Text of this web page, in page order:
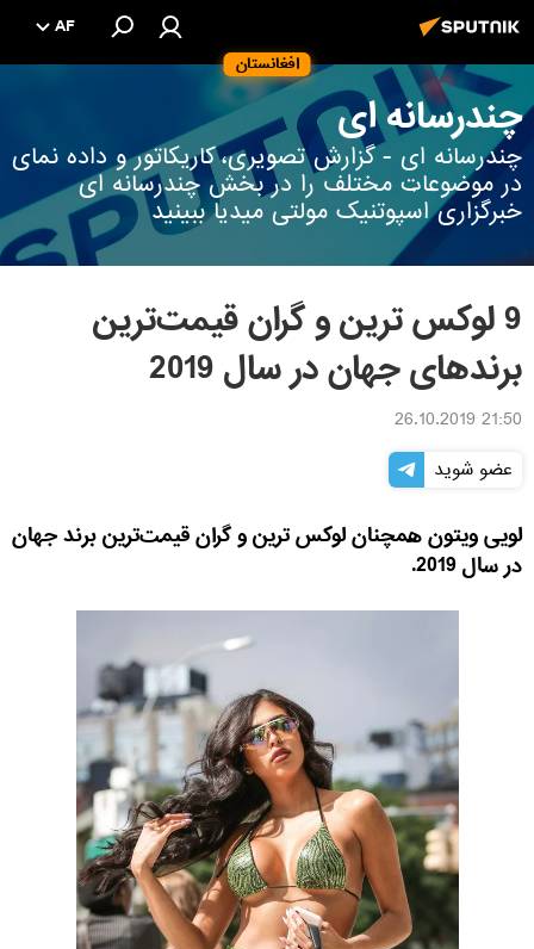
افغانستان
AF
چندرسانه ای
چندرسانه ای - گزارش تصویری، کاریکاتور و داده نمای
در موضوعات مختلف را در بخش چندرسانه ای
خبرگزاری اسپوتنیک مولتی میدیا ببینید
9 لوکس‌ ترین و گران قیمت‌ترین
برندهای جهان در سال 2019
21:50 26.10.2019
عضو شوید
لویی ویتون همچنان لوکس ترین و گران قیمت‌ترین برند جهان
در سال 2019.